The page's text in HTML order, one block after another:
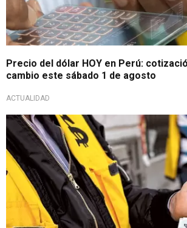
Precio del dólar HOY en Perú:
cambio este sábado 1 de agosto
ACTUALIDAD
Mercado paralelo y Sunat